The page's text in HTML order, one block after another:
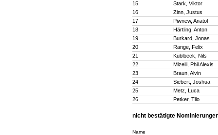
15
Stark, Viktor
16
Zinn, Justus
17
Piwnew, Anatol
18
Härtling, Anton
19
Burkard, Jonas
20
Range, Felix
21
Küblbeck, Nils
22
Mizelli, Phil Alexis
23
Braun, Alvin
24
Siebert, Joshua
25
Metz, Luca
26
Petker, Tilo
nicht bestätigte
Name